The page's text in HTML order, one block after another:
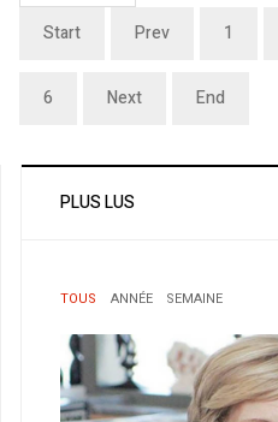
Start Prev 1
6 Next End
PLUS LUS
TOUS ANNÉE SEMAINE